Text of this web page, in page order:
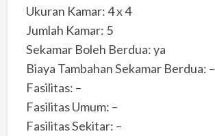
Ukuran Kamar: 4 x 4
Jumlah Kamar: 5
Sekamar Boleh Berdua: ya
Biaya Tambahan Sekamar Berdua: –
Fasilitas: –
Fasilitas Umum: –
Fasilitas Sekitar: –